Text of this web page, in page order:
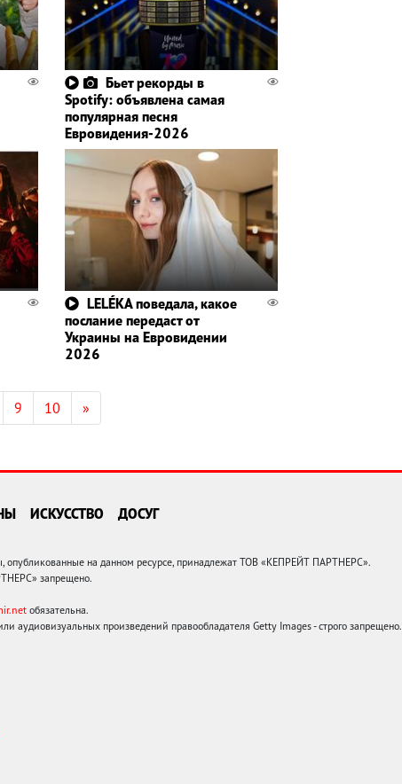
Бьет рекорды в
Spotify: объявлена самая
популярная песня
Евровидения-2026
LELÉKA поведала, какое
послание передаст от
Украины на Евровидении
2026
9 10 »
ИСКУССТВО ДОСУГ
на данном ресурсе, принадлежат ТОВ «КЕПРЕЙТ ПАРТНЕРС».
запрещено.
обязательна.
аудиовизуальных произведений правообладателя Getty Images - строго запрещено.